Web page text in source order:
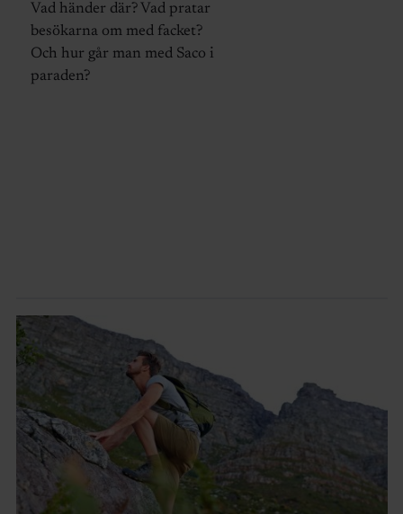
Vad händer där? Vad pratar
besökarna om med facket?
Och hur går man med Saco i
paraden?